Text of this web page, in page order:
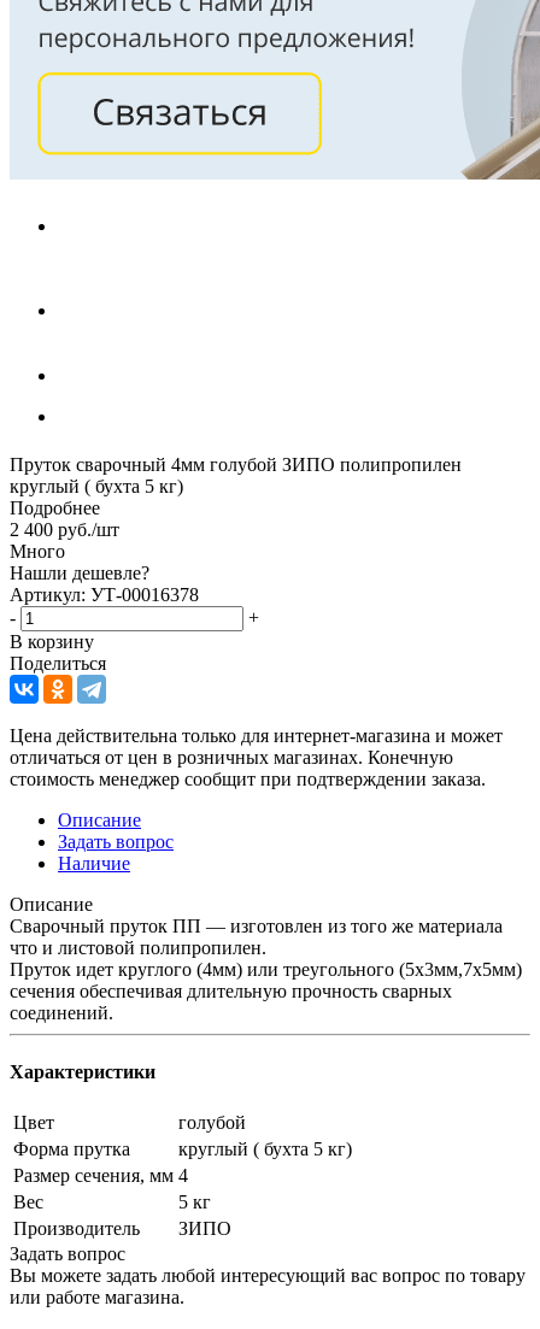
Пруток сварочный 4мм голубой ЗИПО полипропилен
круглый ( бухта 5 кг)
Подробнее
2 400 руб./шт
Много
Нашли дешевле?
Артикул: УТ-00016378
-
+
В корзину
Поделиться
Цена действительна только для интернет-магазина и может
отличаться от цен в розничных магазинах. Конечную
стоимость менеджер сообщит при подтверждении заказа.
Описание
Задать вопрос
Наличие
Описание
Сварочный пруток ПП — изготовлен из того же материала
что и листовой полипропилен.
Пруток идет круглого (4мм) или треугольного (5х3мм,7х5мм)
сечения обеспечивая длительную прочность сварных
соединений.
Характеристики
Цвет
голубой
Форма прутка
круглый ( бухта 5 кг)
Размер сечения, мм 4
Вес
5 кг
Производитель
ЗИПО
Задать вопрос
Вы можете задать любой интересующий вас вопрос по товару
или работе магазина.